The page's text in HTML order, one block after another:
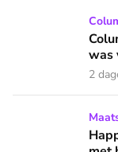
Columnist Miloe
was
2
Happy